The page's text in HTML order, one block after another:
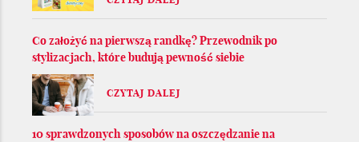
Co założyć na pierwszą randkę? Przewodnik po
stylizacjach, które budują pewność siebie
CZYTAJ DALEJ
10 sprawdzonych sposobów na oszczędzanie na